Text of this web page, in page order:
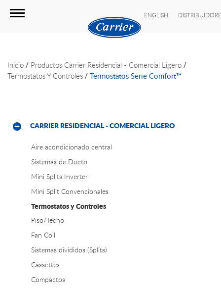
ENGLISH
Inicio / Productos Carrier Residencial - Comercial Ligero /
Termostatos Y Controles / Termostatos Serie Comfort™
CARRIER RESIDENCIAL - COMERCIAL LIGERO
Aire acondicionado central
Sistemas de Ducto
Mini Splits Inverter
Mini Split Convencionales
Termostatos y Controles
Piso/Techo
Fan Coil
Sistemas divididos (Splits)
Cassettes
Compactos